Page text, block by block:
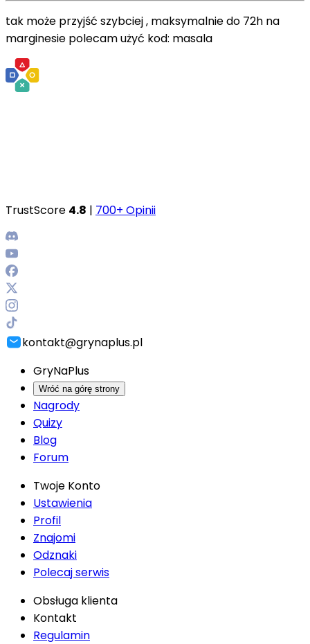
tak może przyjść szybciej , maksymalnie do 72h na
marginesie polecam użyć kod: masala
TrustScore 4.8 | 700+ Opinii
kontakt@grynaplus.pl
GryNaPlus
Wróć na górę strony
Nagrody
Quizy
Blog
Forum
Twoje Konto
Ustawienia
Profil
Znajomi
Odznaki
Polecaj serwis
Obsługa klienta
Kontakt
Regulamin